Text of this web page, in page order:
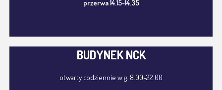
przerwa 14.15-14.35
BUDYNEK NCK
otwarty codziennie w g. 8.00-22.00